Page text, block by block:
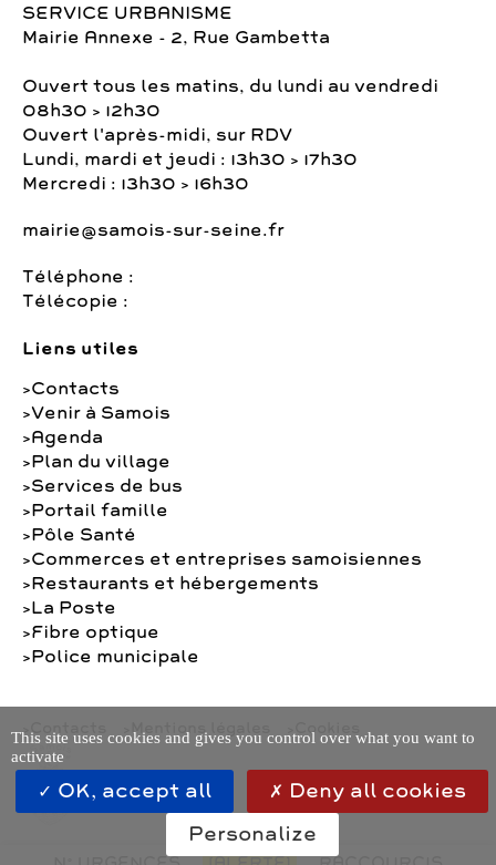
SERVICE URBANISME
Mairie Annexe - 2, Rue Gambetta
Ouvert tous les matins, du lundi au vendredi
08h30 > 12h30
Ouvert l'après-midi, sur RDV
Lundi, mardi et jeudi : 13h30 > 17h30
Mercredi : 13h30 > 16h30
mairie@samois-sur-seine.fr
Téléphone :
Télécopie :
Liens utiles
Contacts
Venir à Samois
Agenda
Plan du village
Services de bus
Portail famille
Pôle Santé
Commerces et entreprises samoisiennes
Restaurants et hébergements
La Poste
Fibre optique
Police municipale
Contacts Mentions légales Cookies
This site uses cookies and gives you control over what you want to
activate
OK, accept all
Deny all cookies
Personalize